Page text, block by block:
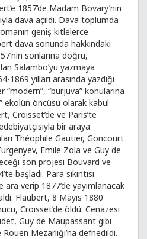
1857’de Madam Bovary’nin
dava açıldı. Dava toplumda
geniş kitlelerce
dava sonunda hakkındaki
sonlarına doğru,
Salambo’yu yazmaya
1869 yılları arasında yazdığı
“modern”, “burjuva” konularına
ekolün öncüsü olarak kabul
Croisset’de ve Paris’te
bir araya
Théophile Gautier, Goncourt
Emile Zola ve Guy de
son projesi Bouvard ve
başladı. Para sıkıntısı
verip 1877’de yayımlanacak
Flaubert, 8 Mayıs 1880
Croisset’de öldü. Cenazesi
Guy de Maupassant gibi
Mezarlığı’na defnedildi.